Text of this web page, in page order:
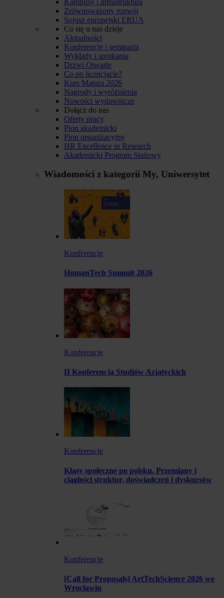
Zrównoważony rozwój
Sojusz europejski ERUA
Co się u nas dzieje
Aktualności
Konferencje i seminaria
Wykłady i spotkania
Drzwi Otwarte
Co po licencjacie?
Kurs Matura 2026
Nagrody i wyróżnienia
Nowości wydawnicze
Dołącz do nas
Oferty pracy
Pion akademicki
Pion organizacyjny
HR Excellence in Research
Akademicki Program Stażowy
Wiadomości z kategorii My, Uniwersytet
Konferencje
HumanTech Summit 2026
Konferencje
II Konferencja Studiów Azjatyckich
Konferencje
Klasy społeczne po polsku. Przemiany i
ciągłości struktur, doświadczeń i dyskursów
Konferencje
[Call for Proposals] ArtTechScience 2026 we
Wrocławiu